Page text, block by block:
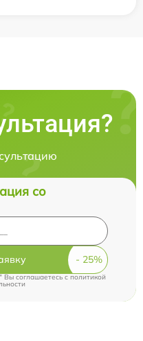
со
Вы соглашаетесь cполитикой